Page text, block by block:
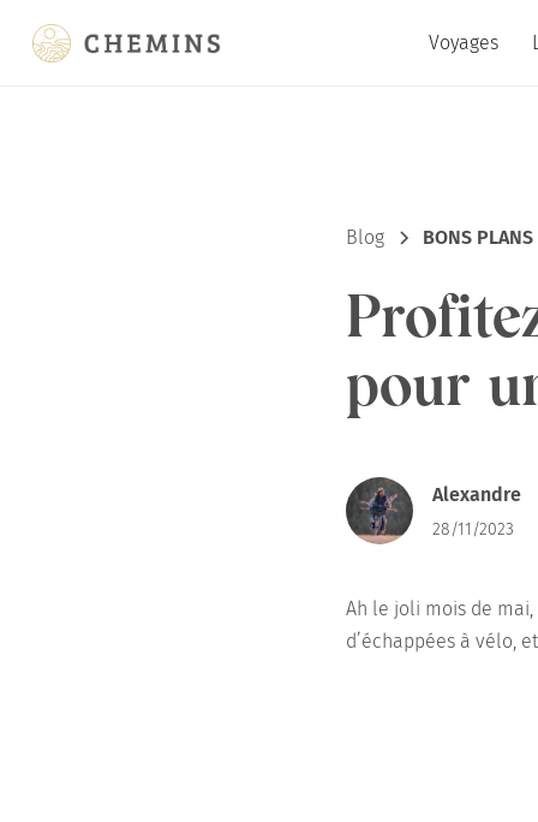
Voyages
Blog BONS PLANS
pour
Alexandre
28/11/2023
Ah le joli mois de
d’échappées à vélo,